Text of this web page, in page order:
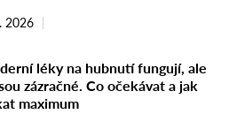
2026
léky na hubnutí fungují, ale
zázračné. Co očekávat a jak
maximum